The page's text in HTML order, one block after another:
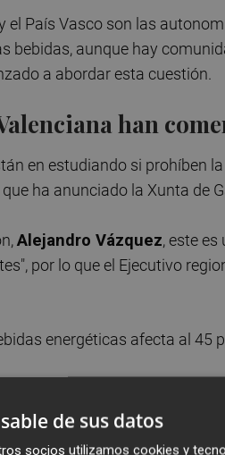
el País Vasco son las
bebidas, aunque hay
a abordar esta cuestión.
han
en estudiando si prohíben
ha anunciado la Xunta de
Alejandro Vázquez, este
por lo que el Ejecutivo
energéticas afecta al 45
ya está llevando a
ánimo de hacer un abordaje
de sus datos
socios utilizamos cookies y